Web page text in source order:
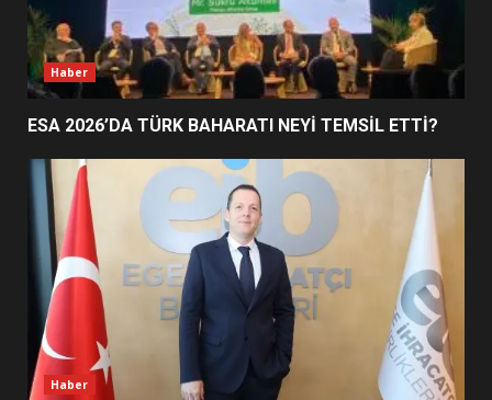
4
EDREMİT’İN GURURU TÜRKİYE
FİNALİNDE NE BAŞARDI?
5
UZATILDI: NE DEĞİŞTİ?
6
BURHANİYE SATRANÇ
TURNUVASI KAYITLARI NEYİ
DEĞİŞTİRİYOR?
Haber
ESA 2026’DA TÜRK BAHARATI NEYİ TEMSİL ETTİ?
Haber